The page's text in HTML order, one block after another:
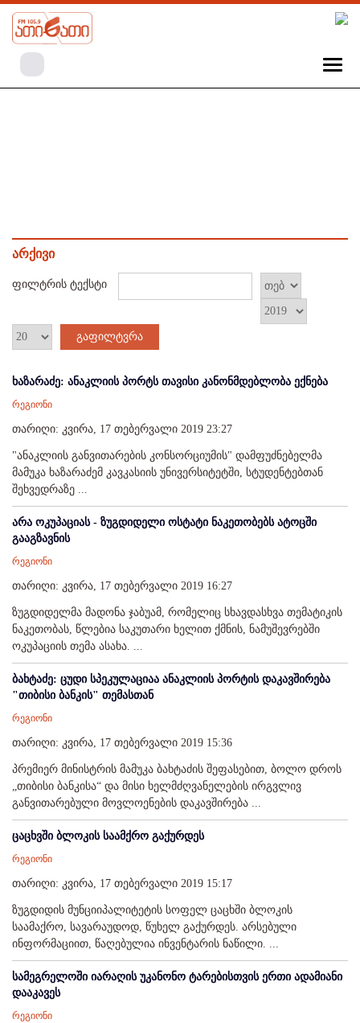
არქივი
ფილტრის ტექსტი
გაფილტვრა
ხაზარაძე: ანაკლიის პორტს თავისი კანონმდებლობა ექნება
რეგიონი
თარიღი: კვირა, 17 თებერვალი 2019 23:27
"ანაკლიის განვითარების კონსორციუმის" დამფუძნებელმა
მამუკა ხაზარაძემ კავკასიის უნივერსიტეტში, სტუდენტებთან
შეხვედრაზე ...
არა ოკუპაციას - ზუგდიდელი ოსტატი ნაკეთობებს ატოცში
გააგზავნის
რეგიონი
თარიღი: კვირა, 17 თებერვალი 2019 16:27
ზუგდიდელმა მადონა ჯაბუამ, რომელიც სხავდასხვა თემატიკის
ნაკეთობას, წლებია საკუთარი ხელით ქმნის, ნამუშევრებში
ოკუპაციის თემა ასახა. ...
ბახტაძე: ცუდი სპეკულაციაა ანაკლიის პორტის დაკავშირება
"თიბისი ბანკის" თემასთან
რეგიონი
თარიღი: კვირა, 17 თებერვალი 2019 15:36
პრემიერ მინისტრის მამუკა ბახტაძის შეფასებით, ბოლო დროს
„თიბისი ბანკისა“ და მისი ხელმძღვანელების ირგვლივ
განვითარებული მოვლოენების დაკავშირება ...
ცაცხვში ბლოკის საამქრო გაქურდეს
რეგიონი
თარიღი: კვირა, 17 თებერვალი 2019 15:17
ზუგდიდის მუნციიპალიტეტის სოფელ ცაცხში ბლოკის
საამაქრო, სავარაუდოდ, წუხელ გაქურდეს. არსებული
ინფორმაციით, წაღებულია ინვენტარის ნაწილი. ...
სამეგრელოში იარაღის უკანონო ტარებისთვის ერთი ადამიანი
დააკავეს
რეგიონი